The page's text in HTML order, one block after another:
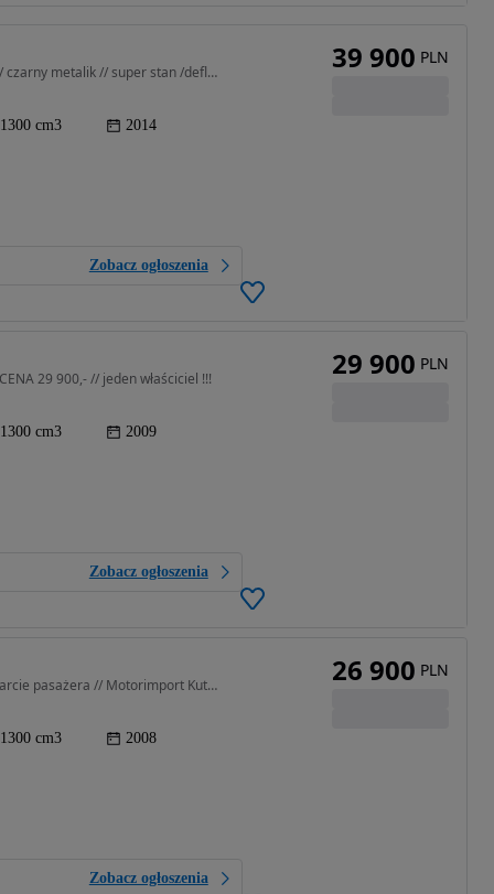
1300 cm3 • 126 KM • 1300 Pan European // 2014r // czarny metalik // super stan /deflektory
1300 cm3 2014
Zobacz ogłoszenia
39 900 PLN
29 900,- // jeden właściciel !!!
1300 cm3 2009
Zobacz ogłoszenia
29 900 PLN
1300 cm3 • 126 KM • 1300 Pan European ABS // oparcie pasażera // Motorimport Kutno
1300 cm3 2008
Zobacz ogłoszenia
26 900 PLN